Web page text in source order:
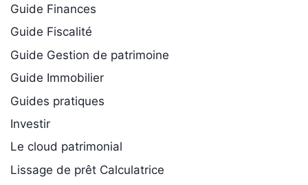
Guide Finances
Guide Fiscalité
Guide Gestion de patrimoine
Guide Immobilier
Guides pratiques
Investir
Le cloud patrimonial
Lissage de prêt Calculatrice